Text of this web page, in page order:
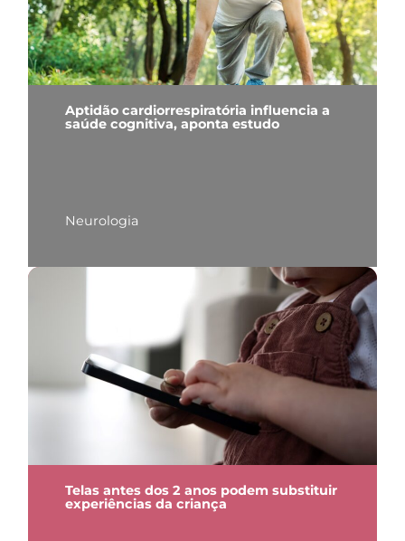
Aptidão cardiorrespiratória influencia a
saúde cognitiva, aponta estudo
Neurologia
Telas antes dos 2 anos podem substituir
experiências da criança